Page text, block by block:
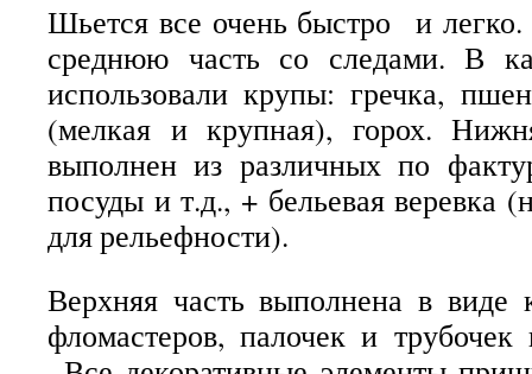
Шьется все очень быстро и
среднюю часть со следами. В
использовали крупы: гречка,
(мелкая и крупная), горох.
выполнен из различных по
посуды и т.д., + бельевая веревка
для рельефности).
Верхняя часть выполнена в виде
фломастеров, палочек и трубочек